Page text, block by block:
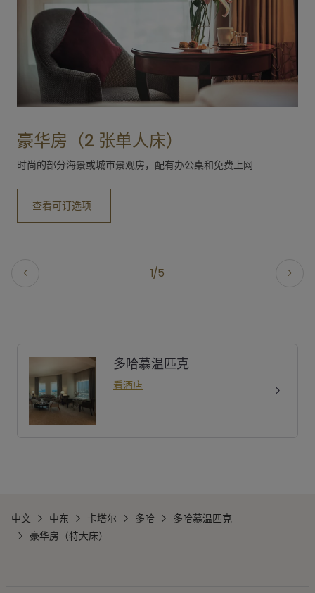
1/5
豪华房（2 张单人床）
时尚的部分海景或城市景观房，配有办公桌和免费上网
查看可订选项
多哈慕温匹克
看酒店
中文 中东 卡塔尔 多哈
多哈慕温匹克
豪华房（特大床）